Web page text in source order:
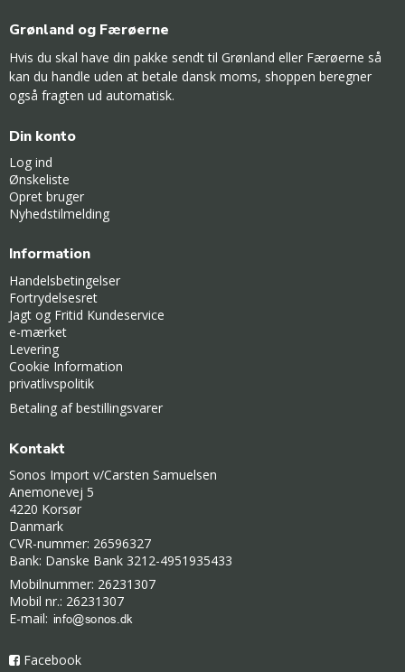
Grønland og Færøerne
Hvis du skal have din pakke sendt til Grønland eller Færøerne så
kan du handle uden at betale dansk moms, shoppen beregner
også fragten ud automatisk.
Din konto
Log ind
Ønskeliste
Opret bruger
Nyhedstilmelding
Information
Handelsbetingelser
Fortrydelsesret
Jagt og Fritid Kundeservice
e-mærket
Levering
Cookie Information
privatlivspolitik
Betaling af bestillingsvarer
Kontakt
Sonos Import v/Carsten Samuelsen
Anemonevej 5
4220 Korsør
Danmark
CVR-nummer: 26596327
Bank: Danske Bank 3212-4951935433
Mobilnummer: 26231307
Mobil nr.: 26231307
E-mail:
Facebook